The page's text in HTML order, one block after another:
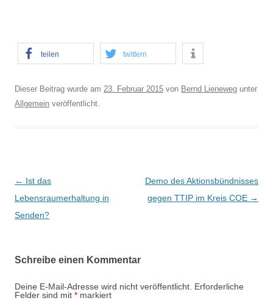
teilen twittern
Dieser Beitrag wurde am 23. Februar 2015 von Bernd Lieneweg unter
Allgemein veröffentlicht.
B
e
i
a
g
s
← Ist das
Lebensraumerhaltung in
Senden?
Demo des Aktionsbündnisses
gegen TTIP im Kreis COE →
Schreibe einen Kommentar
Deine E-Mail-Adresse wird nicht veröffentlicht. Erforderliche
Felder sind mit * markiert